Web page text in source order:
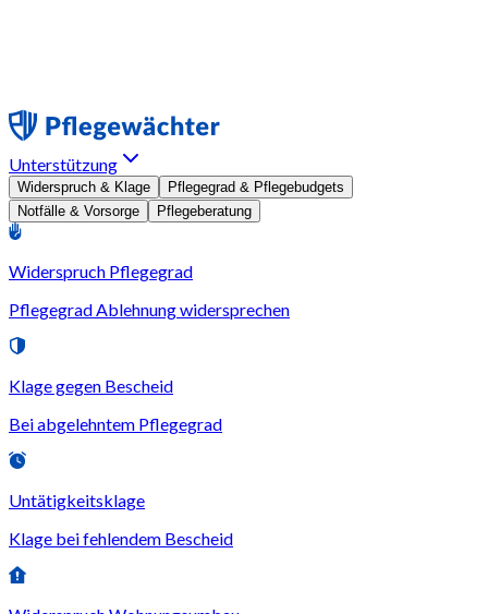
Unterstützung
Widerspruch & Klage
Pflegegrad & Pflegebudgets
Notfälle & Vorsorge
Pflegeberatung
Widerspruch Pflegegrad
Pflegegrad Ablehnung widersprechen
Klage gegen Bescheid
Bei abgelehntem Pflegegrad
Untätigkeitsklage
Klage bei fehlendem Bescheid